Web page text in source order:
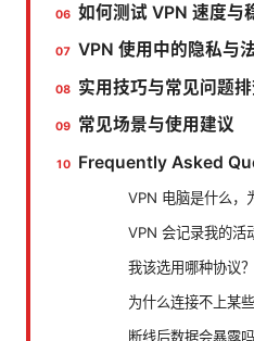
如何测试 VPN 速度与
VPN 使用中的隐私与
实用技巧与常见问题
常见场景与使用建议
Frequently Asked
VPN 电脑是什么，
VPN 会记录我的活
我该选用哪种协议？
为什么连接不上某些
断线后数据会暴露吗